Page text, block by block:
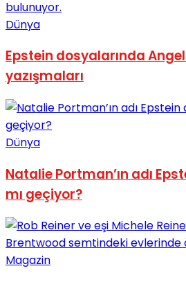
Dünya
Epstein dosyalarında
yazışmaları
Dünya
Natalie Portman’ın adı
mı geçiyor?
Magazin